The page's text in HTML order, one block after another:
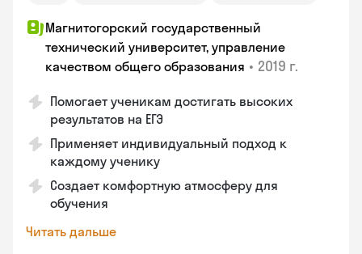
Магнитогорский государственный
технический университет, управление
качеством общего образования • 2019 г.
Помогает ученикам достигать высоких
результатов на ЕГЭ
Применяет индивидуальный подход к
каждому ученику
Создает комфортную атмосферу для
обучения
Читать дальше